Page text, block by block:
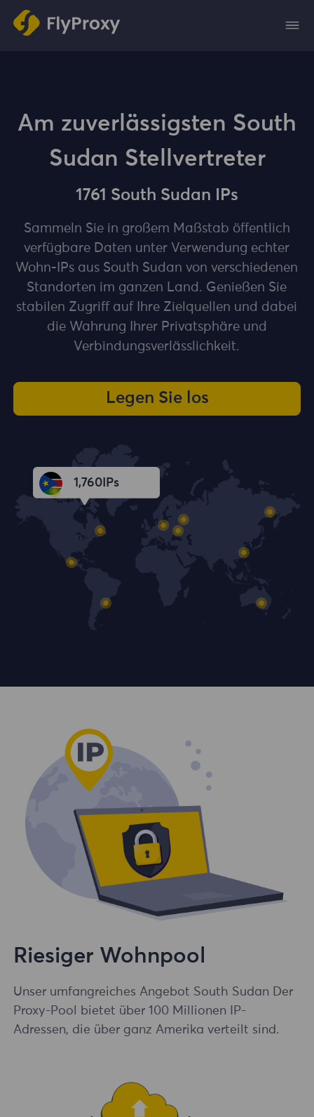
Am zuverlässigsten South
Sudan Stellvertreter
1761 South Sudan IPs
Sammeln Sie in großem Maßstab öffentlich
verfügbare Daten unter Verwendung echter
Wohn-IPs aus South Sudan von verschiedenen
Standorten im ganzen Land. Genießen Sie
stabilen Zugriff auf Ihre Zielquellen und dabei
die Wahrung Ihrer Privatsphäre und
Verbindungsverlässlichkeit.
Legen Sie los
1,761IPs
Riesiger Wohnpool
Unser umfangreiches Angebot South Sudan Der
Proxy-Pool bietet über 100 Millionen IP-
Adressen, die über ganz Amerika verteilt sind.